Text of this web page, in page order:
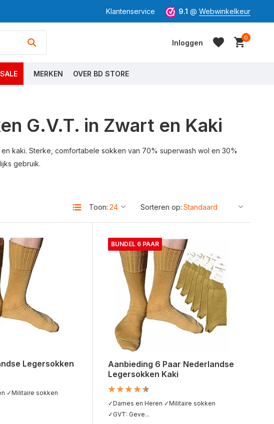
Klantenservice 9.1 @ Webwinkelkeur
Inloggen
Account aanmaken
0
SALE MERKEN OVER BD STORE
G.V.T. in Zwart en Kaki
kaki. Sterke, comfortabele sokken van 70% superwash wol en 30%
gebruik.
Toon: Sorteren op:
Legersokken
✓Militaire sokken
BUNDEL 6 PAAR
Aanbieding 6 Paar Nederlandse
Legersokken Kaki
✓Dames en Heren ✓Militaire sokken
✓GVT: Geve...